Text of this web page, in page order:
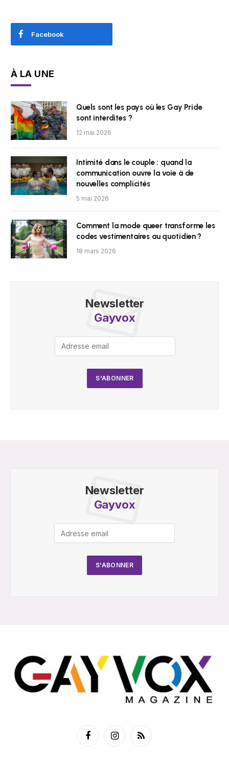
Facebook
À LA UNE
Quels sont les pays où les Gay Pride
sont interdites ?
12 mai 2026
Intimité dans le couple : quand la
communication ouvre la voie à de
nouvelles complicités
5 mai 2026
Comment la mode queer transforme les
codes vestimentaires au quotidien ?
18 mars 2026
Newsletter
Gayvox
Newsletter
Gayvox
FacebookInstagramRSS